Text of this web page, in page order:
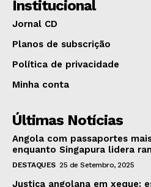
Institucional
Jornal CD
Planos de subscrição
Política de privacidade
Minha conta
Últimas Notícias
Angola com passaportes
enquanto Singapura lidera
DESTAQUES 25 de Setembro, 2025
Justiça angolana em xeque: